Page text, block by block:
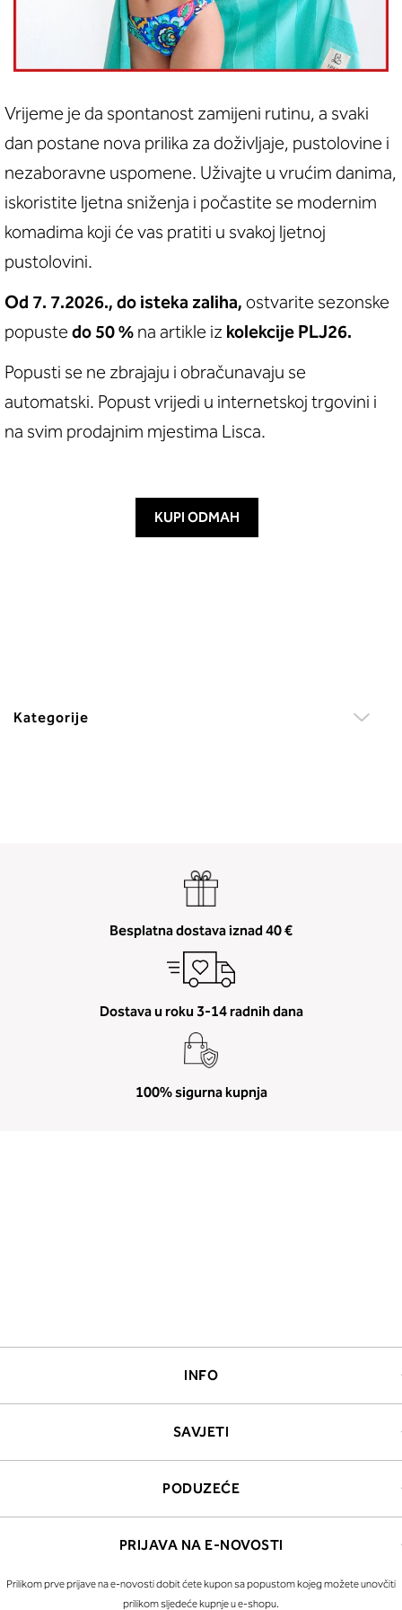
Vrijeme je da spontanost zamijeni rutinu, a svaki
dan postane nova prilika za doživljaje, pustolovine i
nezaboravne uspomene. Uživajte u vrućim danima,
iskoristite ljetna sniženja i počastite se modernim
komadima koji će vas pratiti u svakoj ljetnoj
pustolovini.
Od 7. 7.2026., do isteka zaliha, ostvarite sezonske
popustedo 50 % na artikle iz kolekcije PLJ26.
Popusti se ne zbrajaju i obračunavaju se
automatski. Popust vrijedi u internetskoj trgovini i
na svim prodajnim mjestima Lisca.
KUPI ODMAH
Kategorije
Besplatna dostava iznad 40 €
Dostava u roku 3-14 radnih dana
100% sigurna kupnja
INFO
SAVJETI
PODUZEĆE
PRIJAVA NA E-NOVOSTI
Prilikom prve prijave na e-novosti dobit ćete kupon sa popustom kojeg možete unovčiti
prilikom sljedeće kupnje u e-shopu.